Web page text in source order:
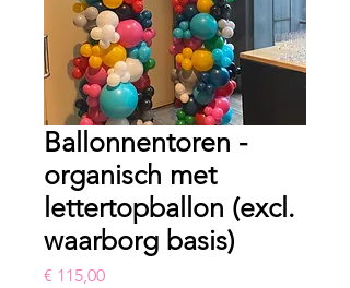
Ballonnentoren -
organisch met
lettertopballon (excl.
waarborg basis)
€ 115,00Prijs